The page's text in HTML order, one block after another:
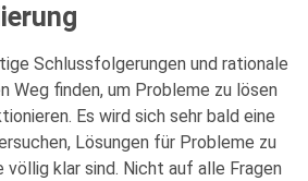
Schlussfolgerungen und rationale
Weg finden, um Probleme zu lösen
Es wird sich sehr bald eine
Lösungen für Probleme zu
völlig klar sind. Nicht auf alle Fragen